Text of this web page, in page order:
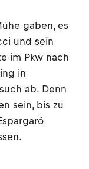
gaben, es
und sein
im Pkw nach
in
ab. Denn
sein, bis zu